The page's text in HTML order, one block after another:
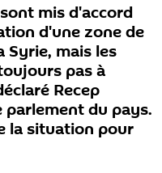
mis d'accord
d'une zone de
Syrie, mais les
pas à
Recep
du pays.
la situation pour